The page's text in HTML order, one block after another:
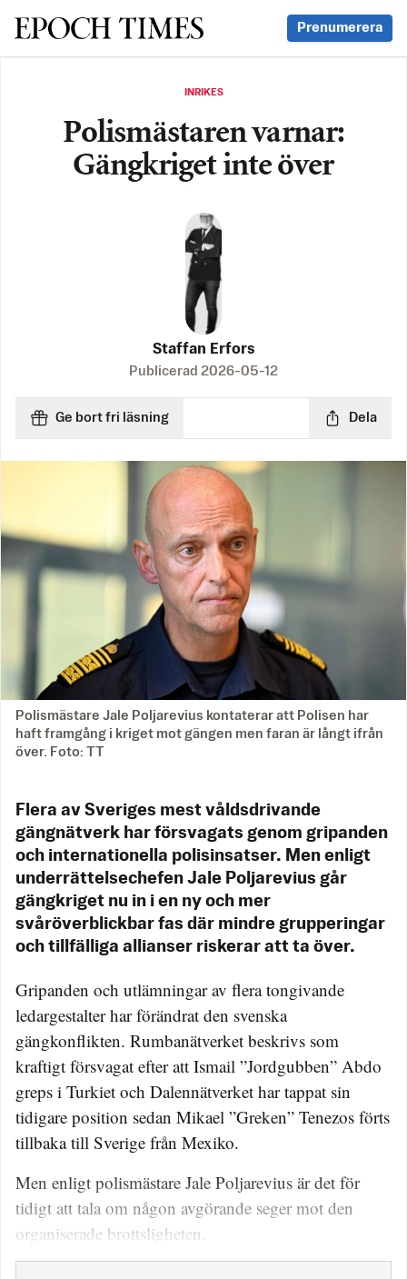
Svenska Epoch Times Prenumerera
INRIKES
Polismästaren varnar:
Gängkriget inte över
Staffan Erfors
Publicerad 2026-05-12
Ge bort fri läsning Dela
Polismästare Jale Poljarevius kontaterar att Polisen har
haft framgång i kriget mot gängen men faran är långt ifrån
över. Foto: TT
Flera av Sveriges mest våldsdrivande
gängnätverk har försvagats genom gripanden
och internationella polisinsatser. Men enligt
underrättelsechefen Jale Poljarevius går
gängkriget nu in i en ny och mer
svåröverblickbar fas där mindre grupperingar
och tillfälliga allianser riskerar att ta över.
Gripanden och utlämningar av flera tongivande
ledargestalter har förändrat den svenska
gängkonflikten. Rumbanätverket beskrivs som
kraftigt försvagat efter att Ismail ”Jordgubben” Abdo
greps i Turkiet och Dalennätverket har tappat sin
tidigare position sedan Mikael ”Greken” Tenezos förts
tillbaka till Sverige från Mexiko.
Men enligt polismästare Jale Poljarevius är det för
tidigt att tala om någon avgörande seger mot den
organiserade brottsligheten.